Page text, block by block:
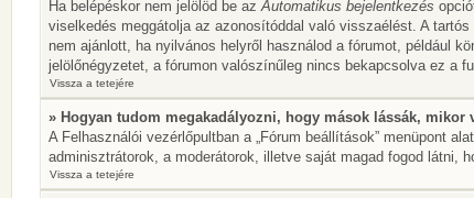
Ha belépéskor nem jelölöd be azAutomatikus bejelentkezés
viselkedés meggátolja az azonosítóddal való visszaélést. A
nem ajánlott, ha nyilvános helyről használod a fórumot, például
jelölőnégyzetet, a fórumon valószínűleg nincs bekapcsolva ez a
Vissza a tetejére
» Hogyan tudom megakadályozni, hogy mások lássák, mikor
A Felhasználói vezérlőpultban a „Fórum beállítások” menüpont
adminisztrátorok, a moderátorok, illetve saját magad fogod látni,
Vissza a tetejére